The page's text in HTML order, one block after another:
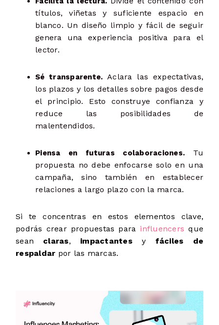
títulos, viñetas y suficiente espacio en
blanco. Un diseño limpio y fácil de seguir
genera una experiencia positiva para el
lector.
Sé transparente.Aclara las expectativas,
los plazos y los detalles sobre pagos desde
el principio. Esto construye confianza y
reduce las posibilidades de
malentendidos.
Piensa en futuras colaboraciones. Tu
propuesta no debe enfocarse solo en una
campaña, sino también en establecer
relaciones a largo plazo con la marca.
Si te concentras en estos elementos clave,
podrás crear propuestas para influencers que
sean claras, impactantesy fáciles de
respaldar por las marcas.